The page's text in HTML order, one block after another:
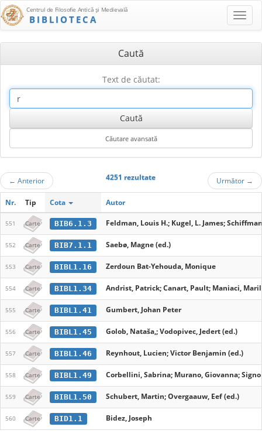
Centrul de Filosofie Antică şi Medievală
BIBLIOTECA
Caută
Text de căutat:
← Anterior 4251 rezultate Următor →
Nr. Tip Cota Autor
551 Carte BIB6.1.3 Feldman, Louis H.; Kugel, L. James;
552 Carte BIB7.1.1 Saebø, Magne (ed.)
553 Carte BIBL1.16 Zerdoun Bat-Yehouda, Monique
554 Carte BIBL1.34 Andrist, Patrick; Canart, Pault; Maniaci,
555 Carte BIBL1.41 Gumbert, Johan Peter
556 Carte BIBL1.45 Golob, Nataša,; Vodopivec, Jedert (ed.)
557 Carte BIBL1.46 Reynhout, Lucien; Victor Benjamin (ed.)
558 Carte BIBL1.49 Corbellini, Sabrina; Murano, Giovanna;
559 Carte BIBL1.50 Schubert, Martin; Overgaauw, Eef (ed.)
560 Carte BID1.1 Bidez, Joseph